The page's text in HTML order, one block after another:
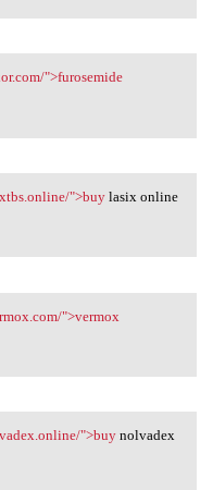
"
">furosemide
">buylasix online
">vermox
">buynolvadex